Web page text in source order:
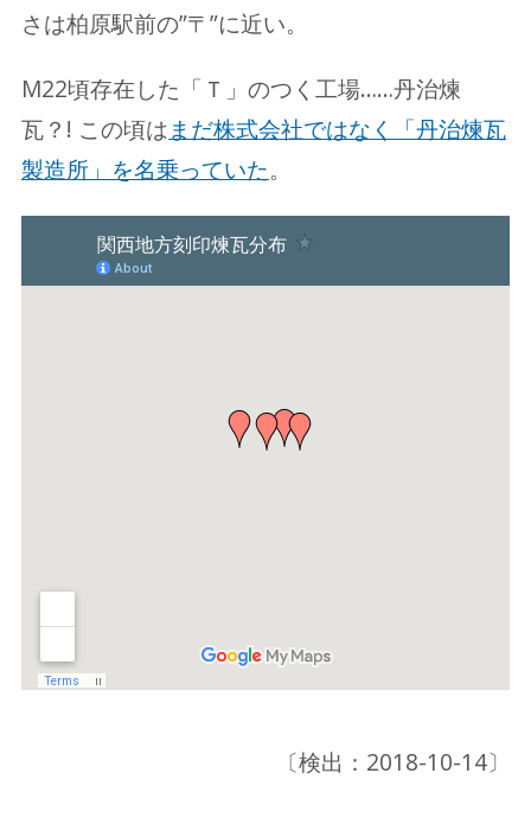
さは柏原駅前の”〒”に近い。
M22頃存在した「Ｔ」のつく工場……丹治煉
瓦？! この頃はまだ株式会社ではなく「丹治煉瓦
製造所」を名乗っていた。
〔検出：2018-10-14〕